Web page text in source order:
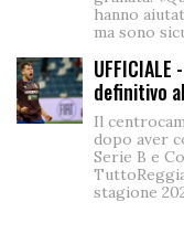
hanno
ma sono
definitivo
Il
dopo aver
Serie B e
stagione